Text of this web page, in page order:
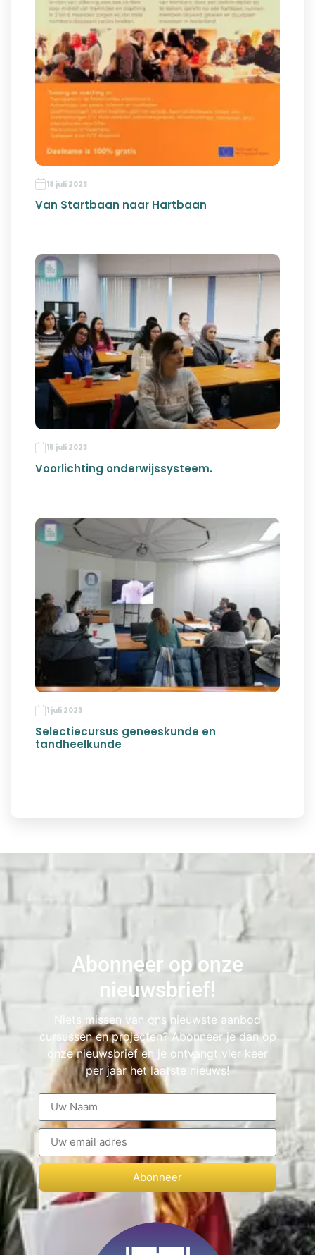
18 juli 2023
Van Startbaan naar Hartbaan
15 juli 2023
Voorlichting onderwijssysteem.
1 juli 2023
Selectiecursus geneeskunde en
tandheelkunde
Abonneer op onze
nieuwsbrief!
Niets missen van ons nieuwste aanbod
cursussen en projecten? Abonneer je dan op
onze nieuwsbrief en je ontvangt vier keer
per jaar het laatste nieuws!
Abonneer